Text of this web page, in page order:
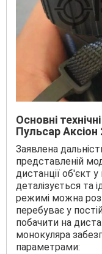
Основні
Пульсар Аксіон
Заявлена
представленій
дистанції об'єкт
деталізується та
режимі можна
перебуває у
побачити на
монокуляра
параметрами: